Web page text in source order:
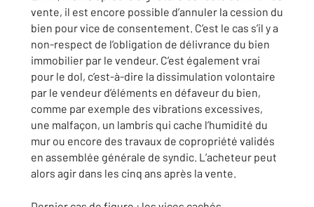
vente, il est encore possible d’annuler la cession du
bien pour vice de consentement. C’est le cas s’il y a
non-respect de l’obligation de délivrance du bien
immobilier par le vendeur. C’est également vrai
pour le dol, c’est-à-dire la dissimulation volontaire
par le vendeur d’éléments en défaveur du bien,
comme par exemple des vibrations excessives,
une malfaçon, un lambris qui cache l’humidité du
mur ou encore des travaux de copropriété validés
en assemblée générale de syndic. L’acheteur peut
alors agir dans les cinq ans après la vente.